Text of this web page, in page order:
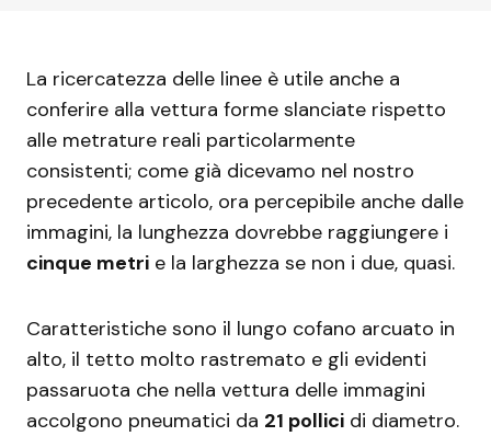
La ricercatezza delle linee è utile anche a
conferire alla vettura forme slanciate rispetto
alle metrature reali particolarmente
consistenti; come già dicevamo nel nostro
precedente articolo, ora percepibile anche dalle
immagini, la lunghezza dovrebbe raggiungere i
cinque metri e la larghezza se non i due, quasi.
Caratteristiche sono il lungo cofano arcuato in
alto, il tetto molto rastremato e gli evidenti
passaruota che nella vettura delle immagini
accolgono pneumatici da 21 pollici di diametro.